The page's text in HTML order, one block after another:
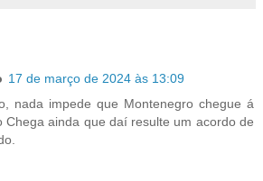
17 de março de 2024 às 13:09
nada impede que Montenegro chegue á
Chega ainda que daí resulte um acordo de